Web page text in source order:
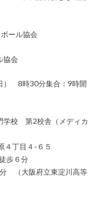
ール協会
協会
） 8時30分集合：9時開
学校 第2校舎（メディカ
４丁目４-６５
歩６分
（大阪府立東淀川高等